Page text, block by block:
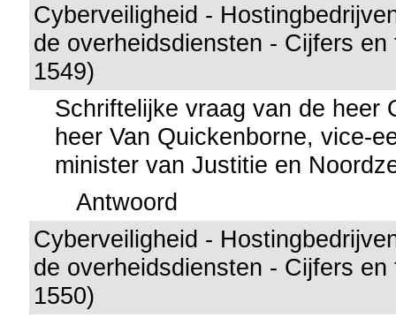
Cyberveiligheid -
de overheidsdiensten - Cijfers en
1549)
Schriftelijke vraag van de heer
heer Van Quickenborne, vice-
minister van Justitie en
Antwoord
Cyberveiligheid -
de overheidsdiensten - Cijfers en
1550)